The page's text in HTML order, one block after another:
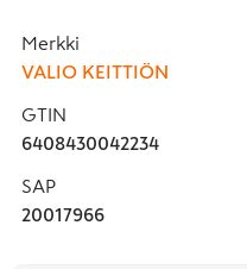
Merkki
VALIO KEITTIÖN
GTIN
6408430042234
SAP
20017966